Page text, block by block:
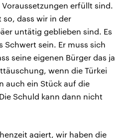
erfüllt sind.
so, dass wir in der
untätig geblieben sind. Es
Schwert sein. Er muss sich
seine eigenen Bürger das ja
wenn die Türkei
auch ein Stück auf die
Schuld kann dann nicht
agiert, wir haben die